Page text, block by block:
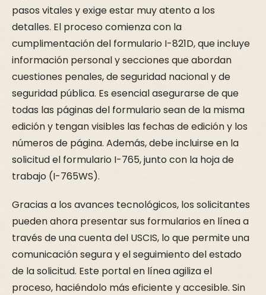
pasos vitales y exige estar muy atento a los
detalles. El proceso comienza con la
cumplimentación del formulario I-821D, que incluye
información personal y secciones que abordan
cuestiones penales, de seguridad nacional y de
seguridad pública. Es esencial asegurarse de que
todas las páginas del formulario sean de la misma
edición y tengan visibles las fechas de edición y los
números de página. Además, debe incluirse en la
solicitud el formulario I-765, junto con la hoja de
trabajo (I-765WS).
Gracias a los avances tecnológicos, los solicitantes
pueden ahora presentar sus formularios en línea a
través de una cuenta del USCIS, lo que permite una
comunicación segura y el seguimiento del estado
de la solicitud. Este portal en línea agiliza el
proceso, haciéndolo más eficiente y accesible. Sin